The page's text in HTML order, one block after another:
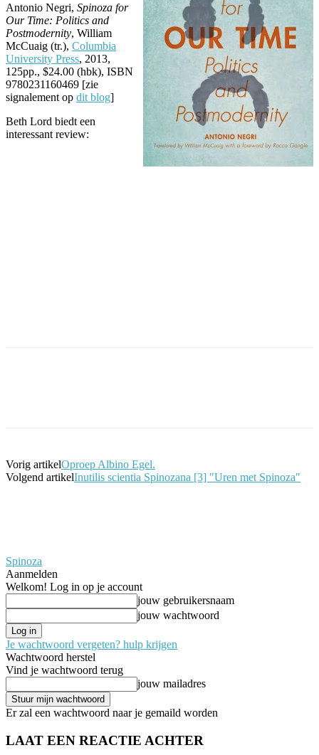
Antonio Negri, Spinoza for
Our Time: Politics and
Postmodernity, William
McCuaig (tr.), Columbia
University Press, 2013,
125pp., $24.00 (hbk), ISBN
9780231160469 [zie
signalement op dit blog]
Beth Lord biedt een
interessant review:
Vorig artikelOproep Albino Egel.
Volgend artikelInutilis scientia Spinozana [3] "Uren met Spinoza"
Spinoza
Aanmelden
Welkom! Log in op je account
jouw gebruikersnaam
jouw wachtwoord
Je wachtwoord vergeten? hulp krijgen
Wachtwoord herstel
Vind je wachtwoord terug
jouw mailadres
Er zal een wachtwoord naar je gemaild worden
LAAT EEN REACTIE ACHTER